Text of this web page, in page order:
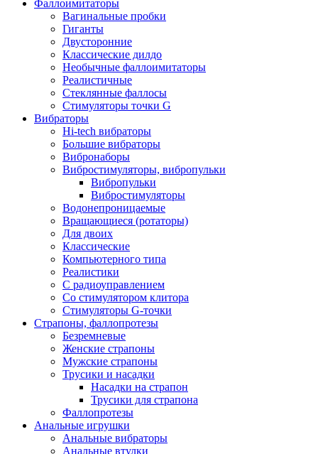
Фаллоимитаторы
Вагинальные пробки
Гиганты
Двусторонние
Классические дилдо
Необычные фаллоимитаторы
Реалистичные
Стеклянные фаллосы
Стимуляторы точки G
Вибраторы
Hi-tech вибраторы
Большие вибраторы
Вибронаборы
Вибростимуляторы, вибропульки
Вибропульки
Вибростимуляторы
Водонепроницаемые
Вращающиеся (ротаторы)
Для двоих
Классические
Компьютерного типа
Реалистики
С радиоуправлением
Со стимулятором клитора
Стимуляторы G-точки
Страпоны, фаллопротезы
Безремневые
Женские страпоны
Мужские страпоны
Трусики и насадки
Насадки на страпон
Трусики для страпона
Фаллопротезы
Анальные игрушки
Анальные вибраторы
Анальные втулки